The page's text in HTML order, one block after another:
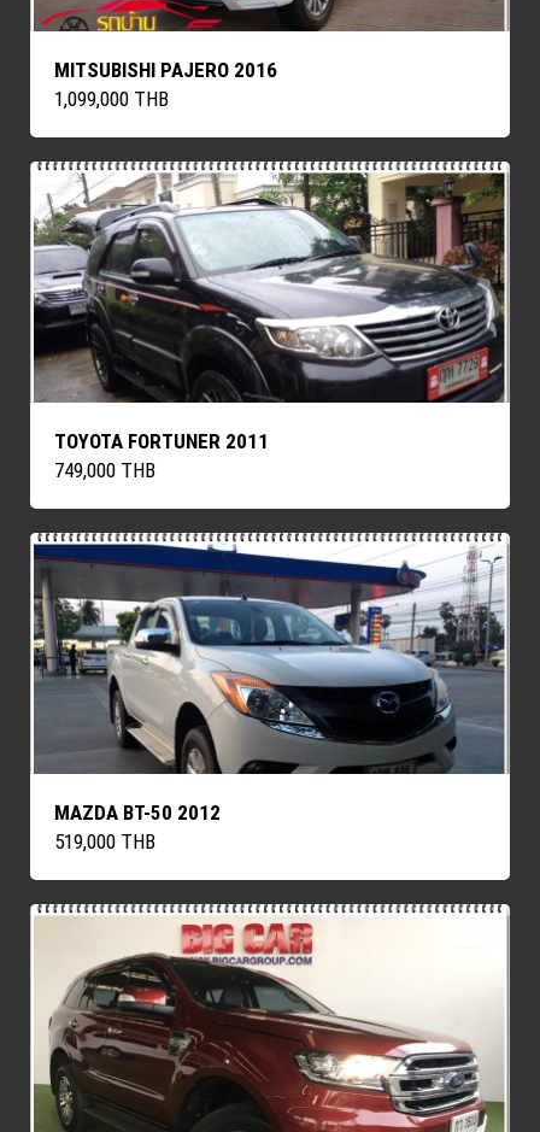
MITSUBISHI PAJERO 2016
1,099,000 THB
TOYOTA FORTUNER 2011
749,000 THB
MAZDA BT-50 2012
519,000 THB